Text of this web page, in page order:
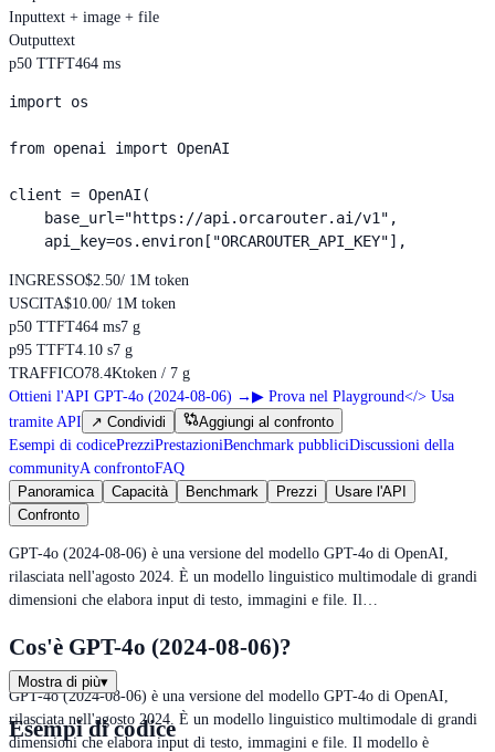
Inputtext + image + file
Outputtext
p50 TTFT464 ms
import os
from openai import OpenAI
client = OpenAI(
    base_url="https://api.orcarouter.ai/v1",
    api_key=os.environ["ORCAROUTER_API_KEY"],
INGRESSO$2.50/ 1M token
USCITA$10.00/ 1M token
p50 TTFT464 ms7 g
p95 TTFT4.10 s7 g
TRAFFICO78.4Ktoken / 7 g
Ottieni l'API GPT-4o (2024-08-06) → ▶ Prova nel Playground</> Usa
tramite API
↗ Condividi
Aggiungi al confronto
Esempi di codicePrezziPrestazioniBenchmark pubbliciDiscussioni della
communityA confrontoFAQ
Panoramica
Capacità Benchmark Prezzi
Usare l'API
Confronto
GPT-4o (2024-08-06) è una versione del modello GPT-4o di OpenAI,
rilasciata nell'agosto 2024. È un modello linguistico multimodale di grandi
dimensioni che elabora input di testo, immagini e file. Il…
Cos'è GPT-4o (2024-08-06)?
GPT-4o (2024-08-06) è una versione del modello GPT-4o di OpenAI,
rilasciata nell'agosto 2024. È un modello linguistico multimodale di grandi
dimensioni che elabora input di testo, immagini e file. Il modello è
Mostra di più▾
Esempi di codice